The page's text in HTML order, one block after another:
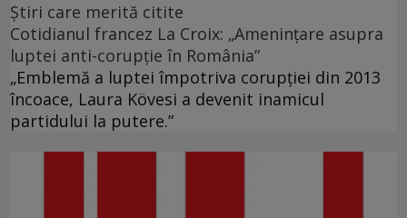
Ştiri care merită citite
Cotidianul francez La Croix: „Ameninţare asupra
luptei anti-corupţie în România”
„Emblemă a luptei împotriva corupţiei din 2013
încoace, Laura Kövesi a devenit inamicul
partidului la putere.”